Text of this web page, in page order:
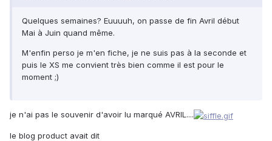
Quelques semaines? Euuuuh, on passe de fin Avril début
Mai à Juin quand même.
M'enfin perso je m'en fiche, je ne suis pas à la seconde et
puis le XS me convient très bien comme il est pour le
moment ;)
je n'ai pas le souvenir d'avoir lu marqué AVRIL....
le blog product avait dit